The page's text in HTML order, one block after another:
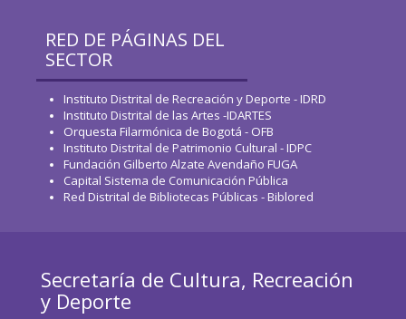
RED DE PÁGINAS DEL
SECTOR
Instituto Distrital de Recreación y Deporte - IDRD
Instituto Distrital de las Artes -IDARTES
Orquesta Filarmónica de Bogotá - OFB
Instituto Distrital de Patrimonio Cultural - IDPC
Fundación Gilberto Alzate Avendaño FUGA
Capital Sistema de Comunicación Pública
Red Distrital de Bibliotecas Públicas - Biblored
Secretaría de Cultura, Recreación
y Deporte